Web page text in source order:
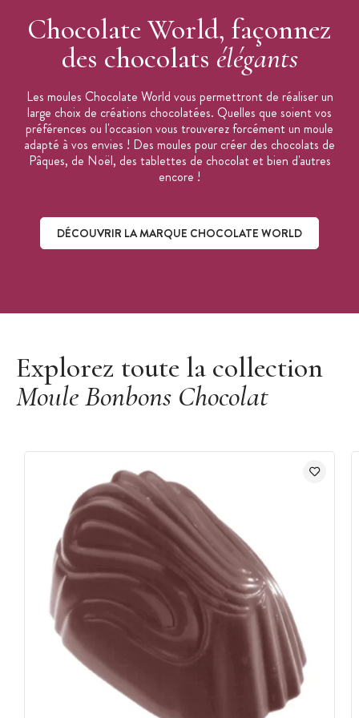
Chocolate World, façonnez
des chocolats élégants
Les moules Chocolate World vous permettront de réaliser un
large choix de créations chocolatées. Quelles que soient vos
préférences ou l'occasion vous trouverez forcément un moule
adapté à vos envies ! Des moules pour créer des chocolats de
Pâques, de Noël, des tablettes de chocolat et bien d'autres
encore !
DÉCOUVRIR LA MARQUE CHOCOLATE WORLD
Explorez toute la collection
Moule Bonbons Chocolat